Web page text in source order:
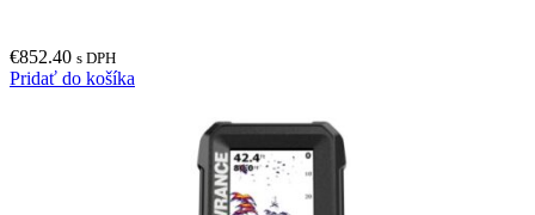
€852.40 s DPH
Pridať do košíka